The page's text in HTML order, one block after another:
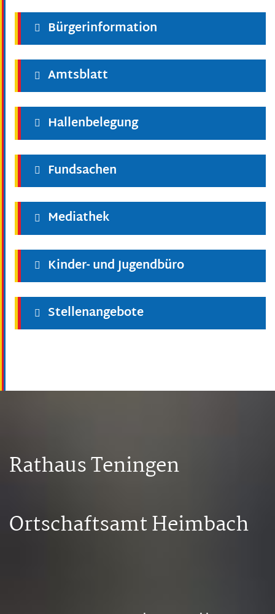
Bürgerinformation
Amtsblatt
Hallenbelegung
Fundsachen
Mediathek
Kinder- und Jugendbüro
Stellenangebote
Rathaus Teningen
Ortschaftsamt Heimbach